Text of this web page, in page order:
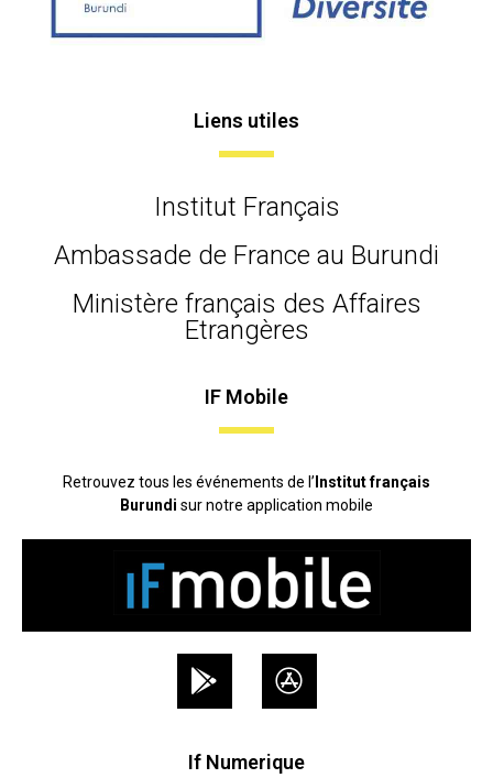
Liens utiles
Institut Français
Ambassade de France au Burundi
Ministère français des Affaires
Etrangères
IF Mobile
Retrouvez tous les événements de l’Institut français
Burundi sur notre application mobile
If Numerique